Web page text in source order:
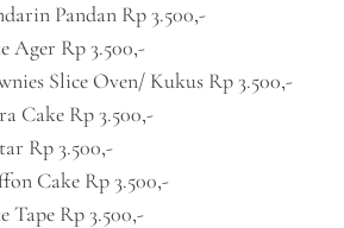
Pandan Rp 3.500,-
Ager Rp 3.500,-
Slice Oven/ Kukus Rp 3.500,-
Cake Rp 3.500,-
Rp 3.500,-
Cake Rp 3.500,-
Tape Rp 3.500,-